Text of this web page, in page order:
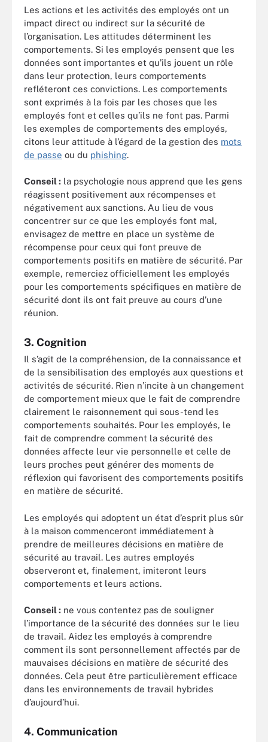
Les actions et les activités des employés ont un
impact direct ou indirect sur la sécurité de
l’organisation. Les attitudes déterminent les
comportements. Si les employés pensent que les
données sont importantes et qu’ils jouent un rôle
dans leur protection, leurs comportements
refléteront ces convictions. Les comportements
sont exprimés à la fois par les choses que les
employés font et celles qu’ils ne font pas. Parmi
les exemples de comportements des employés,
citons leur attitude à l’égard de la gestion des mots
de passe ou du phishing.
Conseil : la psychologie nous apprend que les gens
réagissent positivement aux récompenses et
négativement aux sanctions. Au lieu de vous
concentrer sur ce que les employés font mal,
envisagez de mettre en place un système de
récompense pour ceux qui font preuve de
comportements positifs en matière de sécurité. Par
exemple, remerciez officiellement les employés
pour les comportements spécifiques en matière de
sécurité dont ils ont fait preuve au cours d’une
réunion.
3. Cognition
Il s’agit de la compréhension, de la connaissance et
de la sensibilisation des employés aux questions et
activités de sécurité. Rien n’incite à un changement
de comportement mieux que le fait de comprendre
clairement le raisonnement qui sous-tend les
comportements souhaités. Pour les employés, le
fait de comprendre comment la sécurité des
données affecte leur vie personnelle et celle de
leurs proches peut générer des moments de
réflexion qui favorisent des comportements positifs
en matière de sécurité.
Les employés qui adoptent un état d’esprit plus sûr
à la maison commenceront immédiatement à
prendre de meilleures décisions en matière de
sécurité au travail. Les autres employés
observeront et, finalement, imiteront leurs
comportements et leurs actions.
Conseil : ne vous contentez pas de souligner
l’importance de la sécurité des données sur le lieu
de travail. Aidez les employés à comprendre
comment ils sont personnellement affectés par de
mauvaises décisions en matière de sécurité des
données. Cela peut être particulièrement efficace
dans les environnements de travail hybrides
d’aujourd’hui.
4. Communication